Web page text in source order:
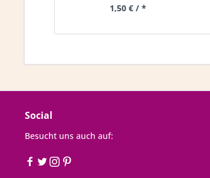
1,50 € / *
Social
Besucht uns auch auf: